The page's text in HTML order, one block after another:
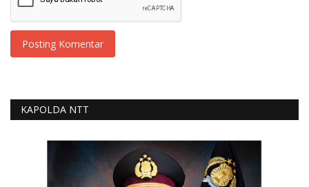
Posting Komentar
KAPOLDA NTT